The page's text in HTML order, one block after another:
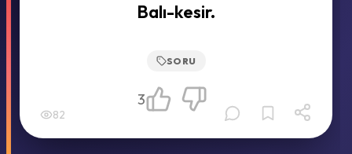
Balı-kesir.
SORU
82
3